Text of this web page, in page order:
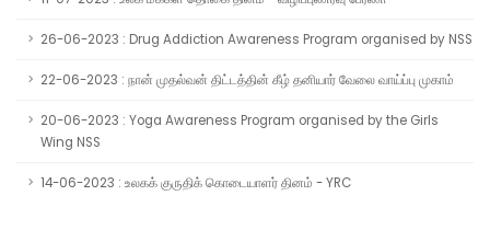
26-06-2023 : Drug Addiction Awareness Program organised by NSS
22-06-2023 : நான் முதல்வன் திட்டத்தின் கீழ் தனியார் வேலை வாய்ப்பு முகாம்
20-06-2023 : Yoga Awareness Program organised by the Girls
Wing NSS
14-06-2023 : உலகக் குருதிக் கொடையாளர் தினம் - YRC